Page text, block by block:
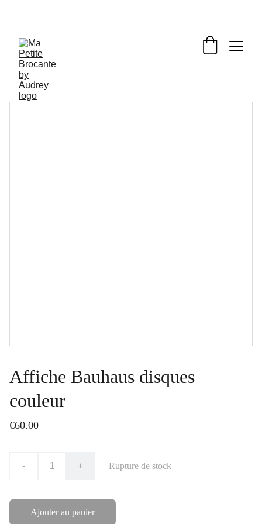
Affiche Bauhaus disques
couleur
€60.00
- + Rupture de stock
Ajouter au panier